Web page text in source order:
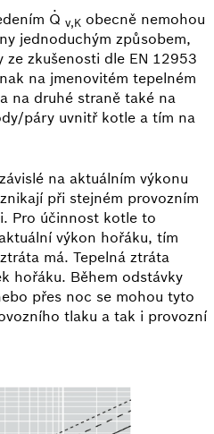
Q
·
v,K obecně nemohou
jednoduchým způsobem,
zkušenosti dle EN 12953
na jmenovitém tepelném
na druhé straně také na
páry uvnitř kotle a tím na
na aktuálním výkonu
při stejném provozním
Pro účinnost kotle to
výkon hořáku, tím
má. Tepelná ztráta
hořáku. Během odstávky
přes noc se mohou tyto
tlaku a tak i provozní